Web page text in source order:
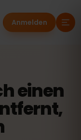
Anmelden
einen